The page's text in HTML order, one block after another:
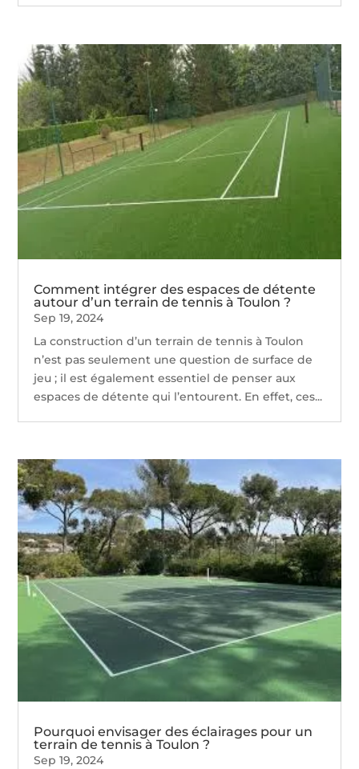
Comment intégrer des espaces de détente
autour d’un terrain de tennis à Toulon ?
Sep 19, 2024
La construction d’un terrain de tennis à Toulon
n’est pas seulement une question de surface de
jeu ; il est également essentiel de penser aux
espaces de détente qui l’entourent. En effet, ces...
Pourquoi envisager des éclairages pour un
terrain de tennis à Toulon ?
Sep 19, 2024